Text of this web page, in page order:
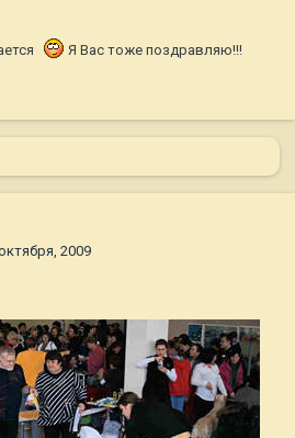
Я Вас тоже поздравляю!!!
2009